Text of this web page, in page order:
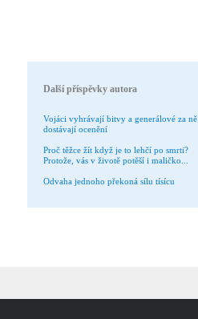
Další příspěvky autora
Vojáci vyhrávají bitvy a generálové za ně
dostávají ocenění
Proč těžce žít když je to lehčí po smrti?
Protože, vás v životě potěší i maličko...
Odvaha jednoho překoná sílu tísícu